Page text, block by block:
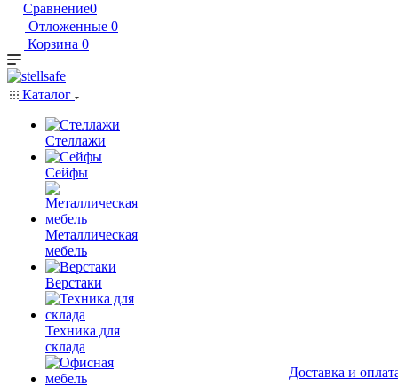
Сравнение0
Отложенные 0
Корзина 0
Каталог
Стеллажи
Сейфы
Металлическая
мебель
Верстаки
Техника для
склада
Доставка и